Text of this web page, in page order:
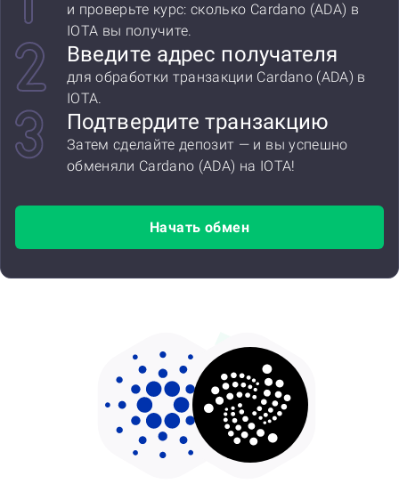
и проверьте курс: сколько Cardano (ADA) в
IOTA вы получите.
Введите адрес получателя
для обработки транзакции Cardano (ADA) в
IOTA.
Подтвердите транзакцию
Затем сделайте депозит — и вы успешно
обменяли Cardano (ADA) на IOTA!
Начать обмен